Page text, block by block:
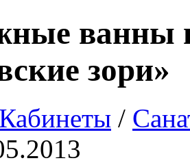
ванны
зори»
Кабинеты /